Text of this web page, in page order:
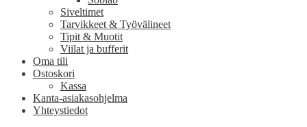
Siveltimet
Tarvikkeet & Työvälineet
Tipit & Muotit
Viilat ja bufferit
Oma tili
Ostoskori
Kassa
Kanta-asiakasohjelma
Yhteystiedot